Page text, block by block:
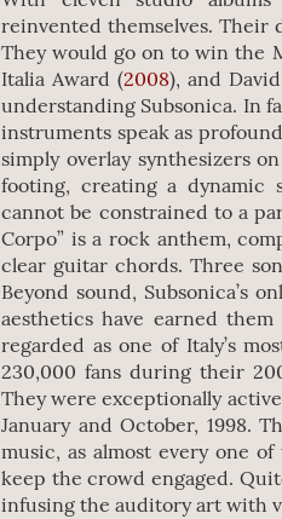
reinvented themselves. Their
They would go on to win the
Italia Award (2008), and
understanding Subsonica. In
instruments speak as
simply overlay synthesizers
footing, creating a dynamic
cannot be constrained to a
Corpo” is a rock anthem,
clear guitar chords. Three
Beyond sound, Subsonica’s
aesthetics have earned
regarded as one of Italy’s
230,000 fans during their
They were exceptionally
January and October, 1998.
music, as almost every one
keep the crowd engaged.
infusing the auditory art with